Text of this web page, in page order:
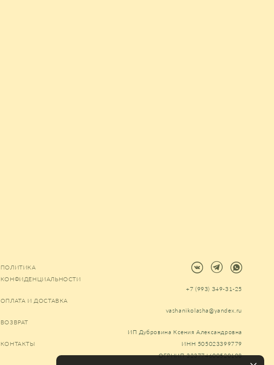
ПОЛИТИКА
КОНФИДЕНЦИАЛЬНОСТИ
ОПЛАТА И ДОСТАВКА
ВОЗВРАТ
КОНТАКТЫ
+7 (993) 349-31-25
vashanikolasha@yandex.ru
ИП Дубровина Ксения Александровна
ИНН 505023399779
ОГРНИП 323774600520108